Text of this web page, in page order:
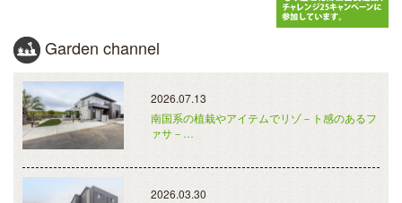
Garden channel
2026.07.13
南国系の植栽やアイテムでリゾ－ト感のあるフ
ァサ－…
2026.03.30